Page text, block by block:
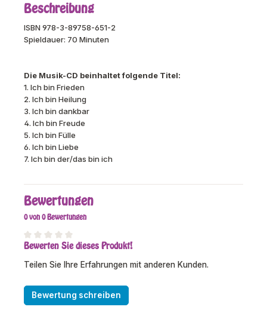
Beschreibung
ISBN 978-3-89758-651-2
Spieldauer: 70 Minuten
Die Musik-CD beinhaltet folgende Titel:
1. Ich bin Frieden
2. Ich bin Heilung
3. Ich bin dankbar
4. Ich bin Freude
5. Ich bin Fülle
6. Ich bin Liebe
7. Ich bin der/das bin ich
Bewertungen
0 von 0 Bewertungen
Durchschnittliche Bewertung von 0 von 5 Sternen
Bewerten Sie dieses Produkt!
Teilen Sie Ihre Erfahrungen mit anderen Kunden.
Bewertung schreiben